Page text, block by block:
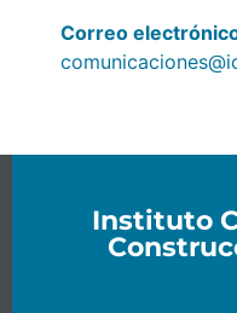
Correo
Instituto